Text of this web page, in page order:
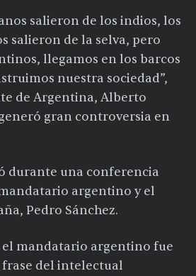
salieron de los indios, los
salieron de la selva, pero
llegamos en los barcos
nuestra sociedad”,
de Argentina, Alberto
gran controversia en
durante una conferencia
argentino y el
Pedro Sánchez.
el mandatario argentino fue
del intelectual